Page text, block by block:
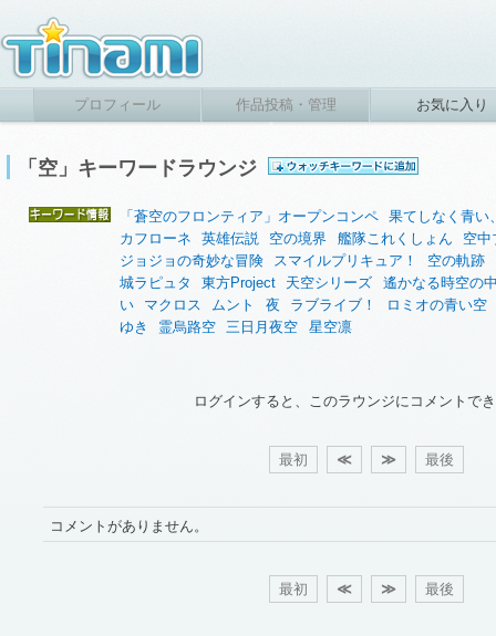
プロフィール 作品投稿・管理 お気に入り
「空」キーワードラウンジ
「蒼空のフロンティア」オープンコンペ
果てしなく青
カフローネ
英雄伝説 空の境界 艦隊これくしょん
空中
ジョジョの奇妙な冒険
スマイルプリキュア！ 空の軌跡
城ラピュタ
東方Project 天空シリーズ
遙かなる時空の
い
マクロス ムント 夜 ラブライブ！
ロミオの青い空
ゆき
霊烏路空 三日月夜空 星空凛
ログインすると、このラウンジにコメントで
最初 ≪ ≫ 最後
コメントがありません。
最初 ≪ ≫ 最後